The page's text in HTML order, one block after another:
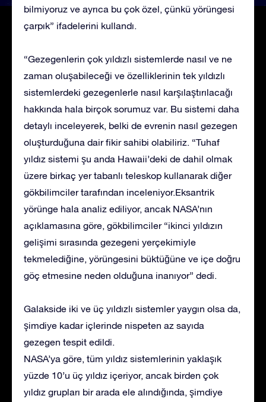
bilmiyoruz ve ayrıca bu çok özel, çünkü yörüngesi
çarpık” ifadelerini kullandı.
“Gezegenlerin çok yıldızlı sistemlerde nasıl ve ne
zaman oluşabileceği ve özelliklerinin tek yıldızlı
sistemlerdeki gezegenlerle nasıl karşılaştırılacağı
hakkında hala birçok sorumuz var. Bu sistemi daha
detaylı inceleyerek, belki de evrenin nasıl gezegen
oluşturduğuna dair fikir sahibi olabiliriz. “Tuhaf
yıldız sistemi şu anda Hawaii’deki de dahil olmak
üzere birkaç yer tabanlı teleskop kullanarak diğer
gökbilimciler tarafından inceleniyor.Eksantrik
yörünge hala analiz ediliyor, ancak NASA’nın
açıklamasına göre, gökbilimciler “ikinci yıldızın
gelişimi sırasında gezegeni yerçekimiyle
tekmelediğine, yörüngesini büktüğüne ve içe doğru
göç etmesine neden olduğuna inanıyor” dedi.
Galakside iki ve üç yıldızlı sistemler yaygın olsa da,
şimdiye kadar içlerinde nispeten az sayıda
gezegen tespit edildi.
NASA’ya göre, tüm yıldız sistemlerinin yaklaşık
yüzde 10’u üç yıldız içeriyor, ancak birden çok
yıldız grupları bir arada ele alındığında, şimdiye